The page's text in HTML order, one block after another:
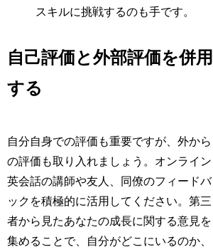
スキルに挑戦するのも手です。
自己評価と外部評価を併用
する
自分自身での評価も重要ですが、外から
の評価も取り入れましょう。オンライン
英会話の講師や友人、同僚のフィードバ
ックを積極的に活用してください。第三
者から見たあなたの成長に関する意見を
集めることで、自分がどこにいるのか、